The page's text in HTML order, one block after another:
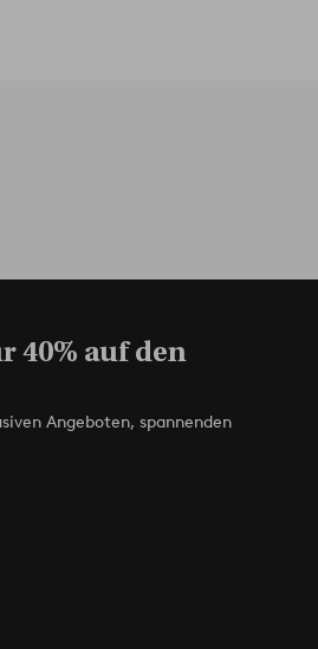
40% auf den
Angeboten, spannenden